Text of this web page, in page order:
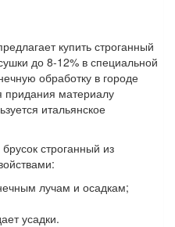
купить строганный
до 8-12% в специальной
обработку в городе
придания материалу
итальянское
строганный из
лучам и осадкам;
усадки.